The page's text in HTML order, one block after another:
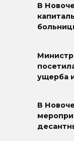
В
ущерба
В